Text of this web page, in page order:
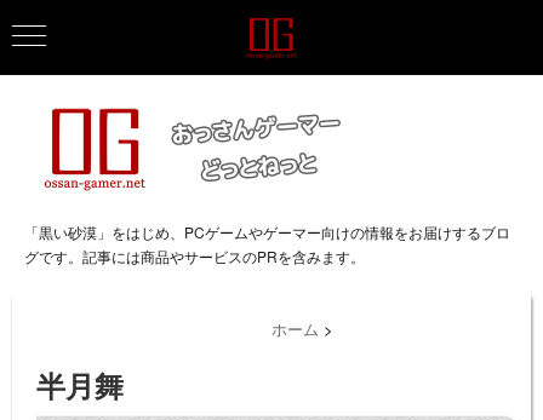
「黒い砂漠」をはじめ、PCゲームやゲーマー向けの情報をお届けするブロ
グです。記事には商品やサービスのPRを含みます。
ホーム >
半月舞